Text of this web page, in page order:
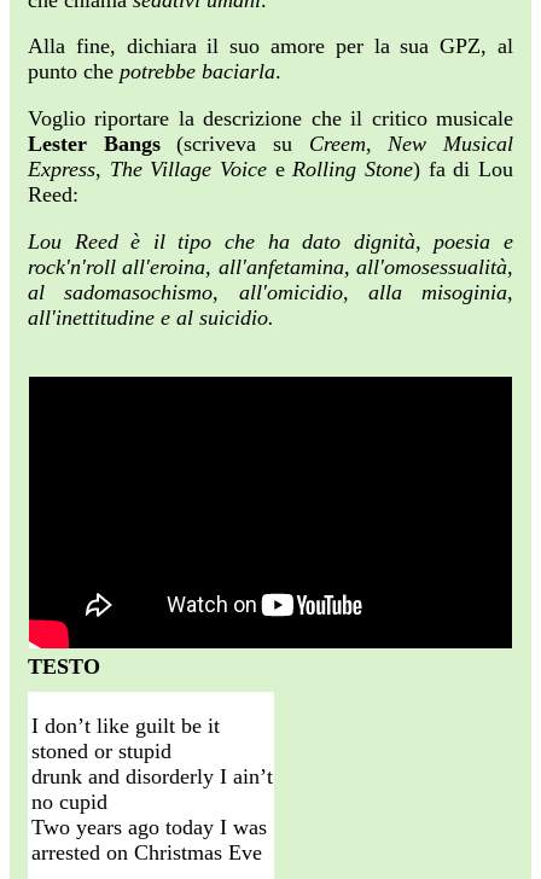
Alla fine, dichiara il suo amore per la sua GPZ, al
punto che potrebbe baciarla.
Voglio riportare la descrizione che il critico musicale
Lester Bangs(scriveva su Creem, New Musical
Express, The Village Voice e Rolling Stone) fa di Lou
Reed:
Lou Reed è il tipo che ha dato dignità, poesia e
rock'n'roll all'eroina, all'anfetamina, all'omosessualità,
al sadomasochismo, all'omicidio, alla misoginia,
all'inettitudine e al suicidio.
TESTO
I don’t like guilt be it
stoned or stupid
drunk and disorderly I ain’t
no cupid
Two years ago today I was
arrested on Christmas Eve